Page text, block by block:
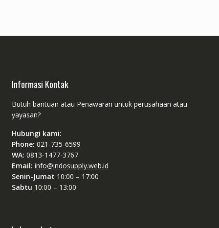
Informasi Kontak
Butuh bantuan atau Penawaran untuk perusahaan atau
yayasan?
Hubungi kami:
Phone: 021-735-6599
WA: 0813-1477-3767
Email: info@indosupply.web.id
Senin-Jumat 10:00 – 17:00
Sabtu 10:00 – 13:00